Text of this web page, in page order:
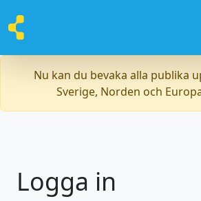
Nu kan du bevaka alla publika
Sverige, Norden och
Logga in